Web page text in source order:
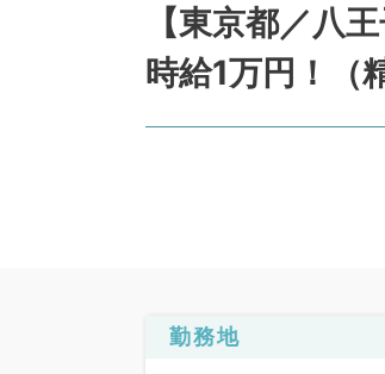
【東京都／八
時給1万円！（
勤務地